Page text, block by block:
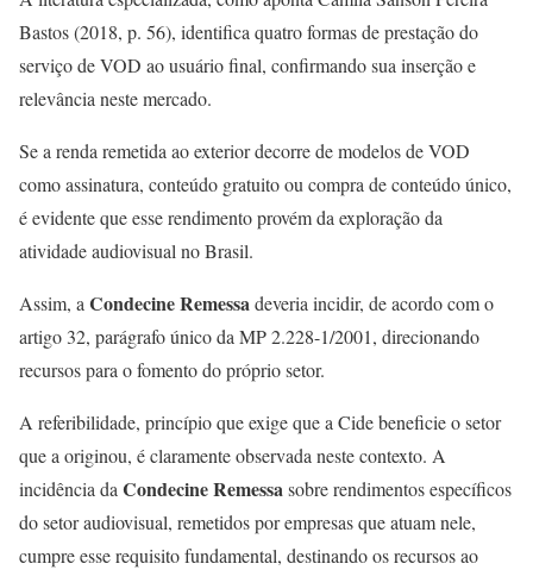
Bastos (2018, p. 56), identifica quatro formas de prestação do
serviço de VOD ao usuário final, confirmando sua inserção e
relevância neste mercado.
Se a renda remetida ao exterior decorre de modelos de VOD
como assinatura, conteúdo gratuito ou compra de conteúdo único,
é evidente que esse rendimento provém da exploração da
atividade audiovisual no Brasil.
Assim, aCondecine Remessadeveria incidir, de acordo com o
artigo 32, parágrafo único da MP 2.228-1/2001, direcionando
recursos para o fomento do próprio setor.
A referibilidade, princípio que exige que a Cide beneficie o setor
que a originou, é claramente observada neste contexto. A
incidência daCondecine Remessasobre rendimentos específicos
do setor audiovisual, remetidos por empresas que atuam nele,
cumpre esse requisito fundamental, destinando os recursos ao